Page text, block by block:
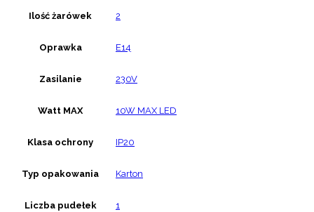
Ilość żarówek 2
Oprawka E14
Zasilanie 230V
Watt MAX 10W MAX LED
Klasa ochrony IP20
Typ opakowania Karton
Liczba pudełek 1